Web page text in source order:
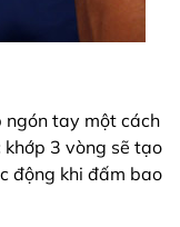
ngón tay một cách
3 vòng sẽ tạo
động khi đấm bao